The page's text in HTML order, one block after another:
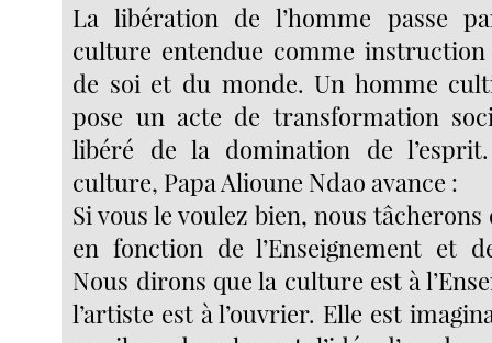
La libération de l’homme passe
culture entendue comme instruction
de soi et du monde. Un homme
pose un acte de transformation
libéré de la domination de
culture, Papa Alioune Ndao avance :
Si vous le voulez bien, nous
en fonction de l’Enseignement et
Nous dirons que la culture est à
l’artiste est à l’ouvrier. Elle est